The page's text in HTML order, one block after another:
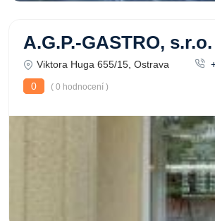
A.G.P.-GASTRO, s.r.o.
Viktora Huga 655/15, Ostrava
0
( 0 hodnocení )